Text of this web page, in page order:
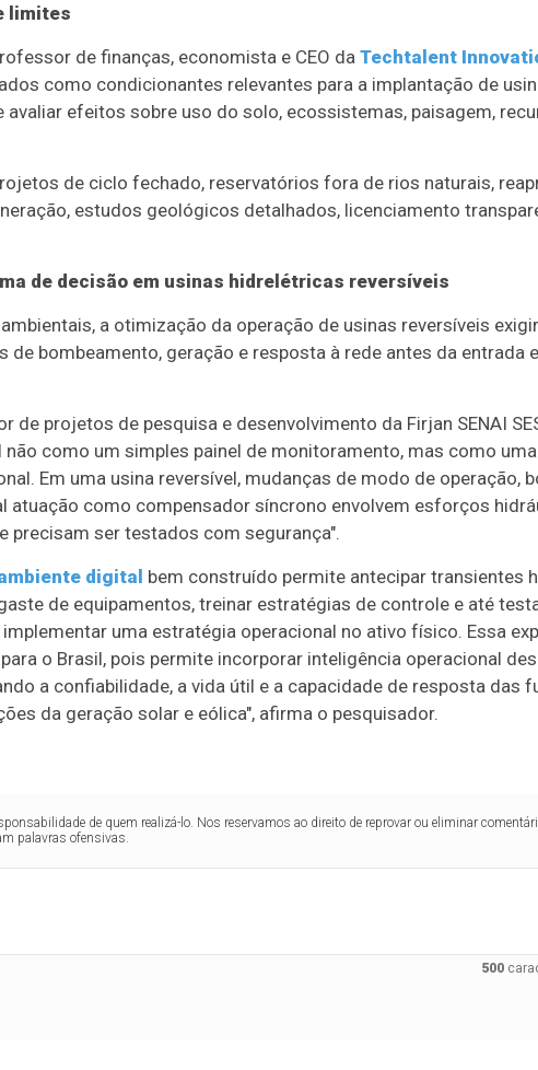
limites
de finanças, economista e CEO da Techtalent
como condicionantes relevantes para a implantação de
avaliar efeitos sobre uso do solo, ecossistemas, paisagem,
de ciclo fechado, reservatórios fora de rios naturais,
estudos geológicos detalhados, licenciamento
de decisão em usinas hidrelétricas reversíveis
a otimização da operação de usinas reversíveis
de bombeamento, geração e resposta à rede antes da entrada
de projetos de pesquisa e desenvolvimento da Firjan SENAI
como um simples painel de monitoramento, mas como uma
Em uma usina reversível, mudanças de modo de operação,
atuação como compensador síncrono envolvem esforços
precisam ser testados com segurança".
digital bem construído permite antecipar transientes
de equipamentos, treinar estratégias de controle e até
uma estratégia operacional no ativo físico. Essa
o Brasil, pois permite incorporar inteligência operacional
a confiabilidade, a vida útil e a capacidade de resposta das
da geração solar e eólica", afirma o pesquisador.
de quem realizá-lo. Nos reservamos ao direito de reprovar ou eliminar
palavras ofensivas.
500